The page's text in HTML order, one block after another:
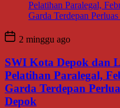
2 minggu ago
SWI Kota Depok dan
Pelatihan Paralegal,
Garda Terdepan
Depok